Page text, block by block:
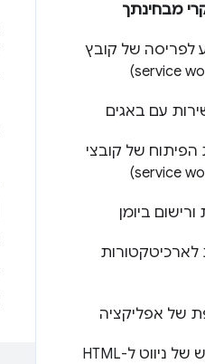
מבחינתך
לפריסה של קובץ
עם באגים
הפיתוח של קובצי
ביומן
לארכיטקטורות
של אפליקציה
טעינה מראש של ניווט ל-HTML